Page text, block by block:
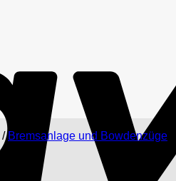
/ Bremsanlage und Bowdenzüge